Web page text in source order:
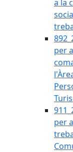
a la
per
per